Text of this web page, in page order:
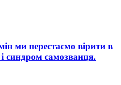
ми перестаємо вірити в
синдром самозванця.